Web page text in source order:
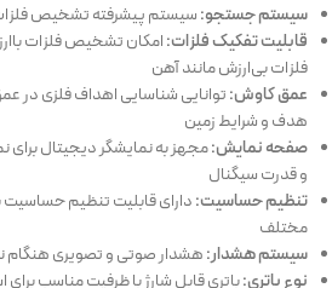
سیستم جستجو:سیستم پیشرفته تشخیص فلزات
قابلیت تفکیک فلزات:امکان تشخیص فلزات
فلزات بی‌ارزش مانند آهن
عمق کاوش:توانایی شناسایی اهداف فلزی در
هدف و شرایط زمین
صفحه نمایش:مجهز به نمایشگر دیجیتال برای
و قدرت سیگنال
تنظیم حساسیت:دارای قابلیت تنظیم
مختلف
سیستم هشدار:هشدار صوتی و تصویری
نوع باتری:باتری قابل شارژ با ظرفیت مناسب